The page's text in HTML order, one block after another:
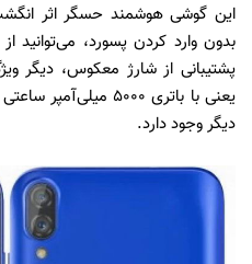
این گوشی هوشمند حسگر اثر
بدون وارد کردن پسورد، می‌توانید از
پشتیبانی از شارژ معکوس، دیگر
یعنی با باتری ۵۰۰۰
دیگر وجود دارد.